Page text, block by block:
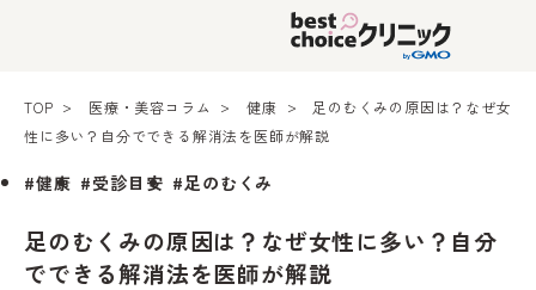
TOP 医療・美容コラム 健康
足のむくみの原因は？なぜ女
性に多い？自分でできる解消法を医師が解説
#健康 #受診目安 #足のむくみ
足のむくみの原因は？なぜ女性に多い？自分
でできる解消法を医師が解説